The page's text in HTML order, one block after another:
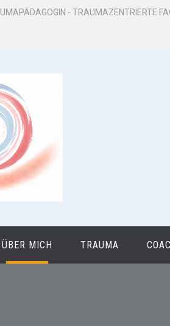
- TRAUMAZENTRIERTE
ÜBER MICH TRAUMA